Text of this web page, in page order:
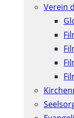
Verein